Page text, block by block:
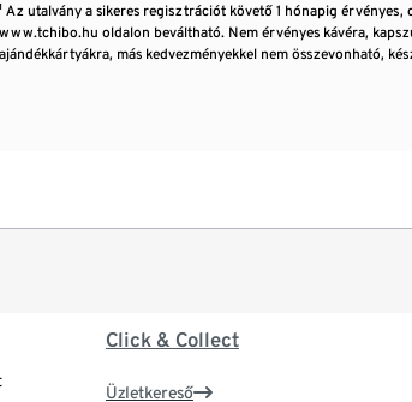
¹ Az utalvány a sikeres regisztrációt követő 1 hónapig érvényes,
www.tchibo.hu oldalon beváltható. Nem érvényes kávéra,
ajándékkártyákra, más kedvezményekkel nem összevonható,
Click & Collect
Üzletkereső